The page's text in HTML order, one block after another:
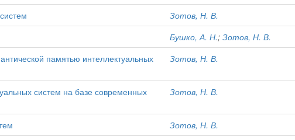
Зотов, Н. В.
Бушко, А. Н.; Зотов, Н. В.
памятью интеллектуальных
Зотов, Н. В.
систем на базе современных
Зотов, Н. В.
Зотов, Н. В.